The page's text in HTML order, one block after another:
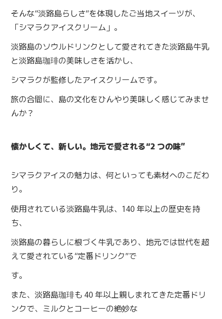
そんな“淡路島らしさ”を体現したご当地スイーツが、
「シマラクアイスクリーム」。
淡路島のソウルドリンクとして愛されてきた淡路島牛乳
と淡路島珈琲の美味しさを活かし、
シマラクが監修したアイスクリームです。
旅の合間に、島の文化をひんやり美味しく感じてみませ
んか？
懐かしくて、新しい。地元で愛される“2 つの味”
シマラクアイスの魅力は、何といっても素材へのこだわ
り。
使用されている淡路島牛乳は、140 年以上の歴史を持
ち、
淡路島の暮らしに根づく牛乳であり、地元では世代を超
えて愛されている“定番ドリンク”で
す。
また、淡路島珈琲も 40 年以上親しまれてきた定番ドリ
ンクで、ミルクとコーヒーの絶妙な